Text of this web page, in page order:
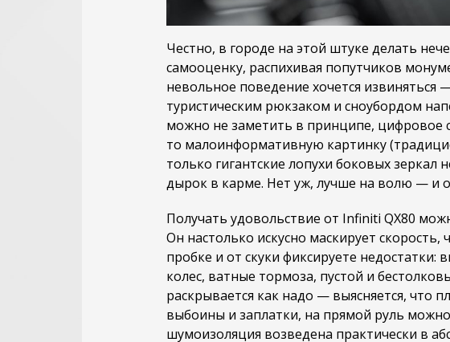
Честно, в городе на этой штуке делать
самооценку, распихивая попутчиков
невольное поведение хочется извиняться
туристическим рюкзаком и сноубордом
можно не заметить в принципе, цифровое
то малоинформативную картинку
только гигантские лопухи боковых
дырок в карме. Нет уж, лучше на волю — и
Получать удовольствие от Infiniti QX80
Он настолько искусно маскирует
пробке и от скуки фиксируете
колес, ватные тормоза, пустой и
раскрывается как надо — выясняется, что
выбоины и заплатки, на прямой руль
шумоизоляция возведена практически в